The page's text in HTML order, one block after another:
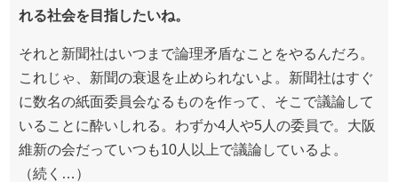
れる社会を目指したいね。
それと新聞社はいつまで論理矛盾なことをやるんだろ。
これじゃ、新聞の衰退を止められないよ。新聞社はすぐ
に数名の紙面委員会なるものを作って、そこで議論して
いることに酔いしれる。わずか4人や5人の委員で。大阪
維新の会だっていつも10人以上で議論しているよ。
（続く…）